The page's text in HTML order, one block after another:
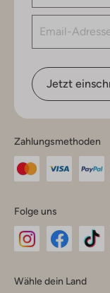
Jetzt
Zahlungsmethoden
Folge uns
Instagram
Facebook
Wähle dein Land